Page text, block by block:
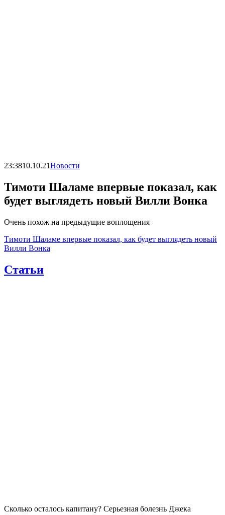
23:3810.10.21Новости
Тимоти Шаламе впервые показал, как
будет выглядеть новый Вилли Вонка
Очень похож на предыдущие воплощения
Тимоти Шаламе впервые показал, как будет выглядеть новый
Вилли Вонка
Статьи
Сколько осталось капитану? Серьезная болезнь Джека